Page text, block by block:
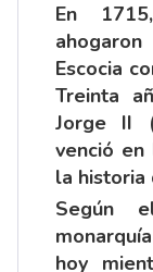
En
Escocia
Treinta
Jorge II
venció
la historia
Según
hoy